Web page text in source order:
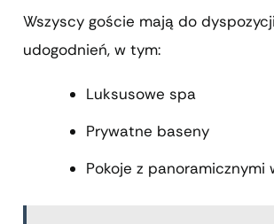
Wszyscy goście mają do
udogodnień, w tym:
Luksusowe spa
Prywatne baseny
Pokoje z panoramicznymi